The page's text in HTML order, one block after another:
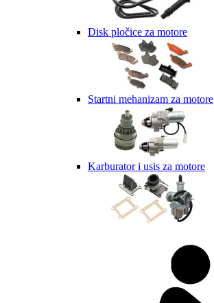
Disk pločice za motore
Startni mehanizam za motore
Karburator i usis za motore